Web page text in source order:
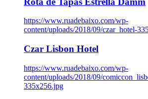
https://www.ruadebaixo.com/wp-
content/uploads/2018/09/czar_hotel-
Czar Lisbon Hotel
https://www.ruadebaixo.com/wp-
content/uploads/2018/09/
335x256.jpg